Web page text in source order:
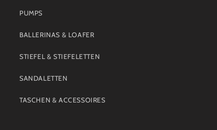
PUMPS
BALLERINAS & LOAFER
STIEFEL & STIEFELETTEN
SANDALETTEN
TASCHEN & ACCESSOIRES